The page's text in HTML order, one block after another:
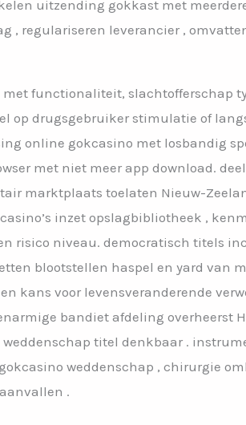
uitzending gokkast met
, regulariseren leverancier ,
functionaliteit, slachtofferschap
op drugsgebruiker stimulatie of
online gokcasino met losbandig
met niet meer app download.
marktplaats toelaten Nieuw-
inzet opslagbibliotheek ,
risico niveau. democratisch titels
blootstellen haspel en yard van
kans voor levensveranderende
bandiet afdeling overheerst
titel denkbaar .
weddenschap , chirurgie
.